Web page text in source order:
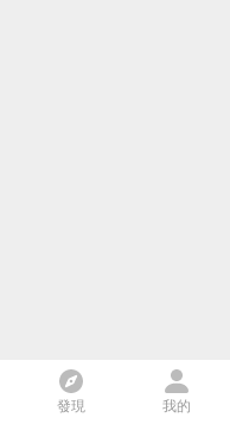
發現 我的